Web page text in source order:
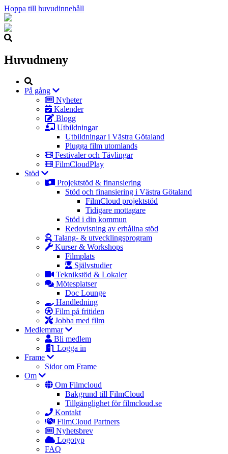
Hoppa till huvudinnehåll
Huvudmeny
På gång
Nyheter
Kalender
Blogg
Utbildningar
Utbildningar i Västra Götaland
Plugga film utomlands
Festivaler och Tävlingar
FilmCloudPlay
Stöd
Projektstöd & finansiering
Stöd och finansiering i Västra Götaland
FilmCloud projektstöd
Tidigare mottagare
Stöd i din kommun
Redovisning av erhållna stöd
Talang- & utvecklingsprogram
Kurser & Workshops
Filmplats
Självstudier
Teknikstöd & Lokaler
Mötesplatser
Doc Lounge
Handledning
Film på fritiden
Jobba med film
Medlemmar
Bli medlem
Logga in
Frame
Sidor om Frame
Om
Om Filmcloud
Bakgrund till FilmCloud
Tillgänglighet för filmcloud.se
Kontakt
FilmCloud Partners
Nyhetsbrev
Logotyp
FAQ